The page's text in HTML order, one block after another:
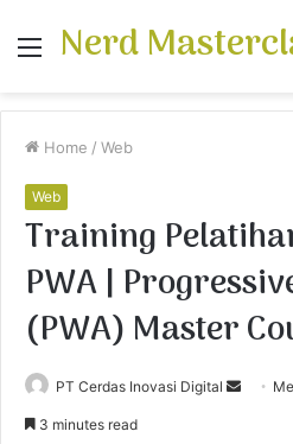
Menu
Nerd
Home / Web
Web
Training
PWA |
(PWA) Master
PT Cerdas Inovasi Digital
3 minutes read